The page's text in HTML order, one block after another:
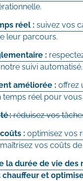
réel : suivez vos
leur parcours.
:
suivi automatisé.
améliorée : offrez
temps réel pour
:réduisez vos
: optimisez vos
vos coûts
la durée de vie des
et